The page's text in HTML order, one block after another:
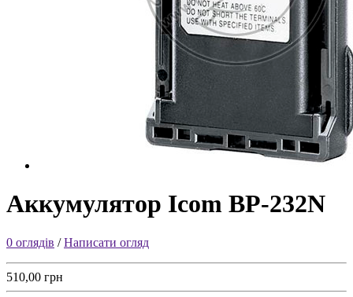
Аккумулятор Icom BP-232N
0 оглядів /Написати огляд
510,00 грн